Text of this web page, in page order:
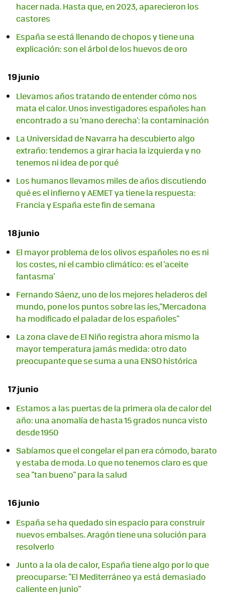
hacer nada. Hasta que, en 2023, aparecieron los
castores
España se está llenando de chopos y tiene una
explicación: son el árbol de los huevos de oro
19 junio
Llevamos años tratando de entender cómo nos
mata el calor. Unos investigadores españoles han
encontrado a su 'mano derecha': la contaminación
La Universidad de Navarra ha descubierto algo
extraño: tendemos a girar hacia la izquierda y no
tenemos ni idea de por qué
Los humanos llevamos miles de años discutiendo
qué es el infierno y AEMET ya tiene la respuesta:
Francia y España este fin de semana
18 junio
El mayor problema de los olivos españoles no es ni
los costes, ni el cambio climático: es el 'aceite
fantasma'
Fernando Sáenz, uno de los mejores heladeros del
mundo, pone los puntos sobre las íes,"Mercadona
ha modificado el paladar de los españoles"
La zona clave de El Niño registra ahora mismo la
mayor temperatura jamás medida: otro dato
preocupante que se suma a una ENSO histórica
17 junio
Estamos a las puertas de la primera ola de calor del
año: una anomalía de hasta 15 grados nunca visto
desde 1950
Sabíamos que el congelar el pan era cómodo, barato
y estaba de moda. Lo que no tenemos claro es que
sea "tan bueno" para la salud
16 junio
España se ha quedado sin espacio para construir
nuevos embalses. Aragón tiene una solución para
resolverlo
Junto a la ola de calor, España tiene algo por lo que
preocuparse: "El Mediterráneo ya está demasiado
caliente en junio"